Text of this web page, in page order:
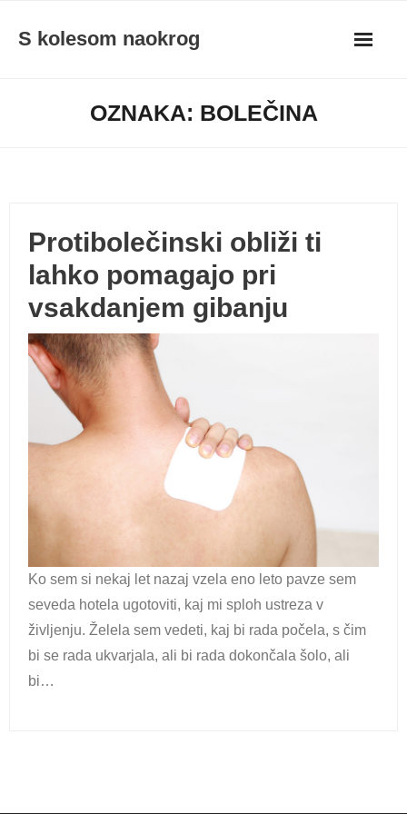
S kolesom naokrog
OZNAKA: BOLEČINA
Protibolečinski obliži ti
lahko pomagajo pri
vsakdanjem gibanju
Ko sem si nekaj let nazaj vzela eno leto pavze sem
seveda hotela ugotoviti, kaj mi sploh ustreza v
življenju. Želela sem vedeti, kaj bi rada počela, s čim
bi se rada ukvarjala, ali bi rada dokončala šolo, ali
bi…